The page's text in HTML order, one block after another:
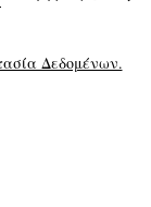
Δεδομένων.